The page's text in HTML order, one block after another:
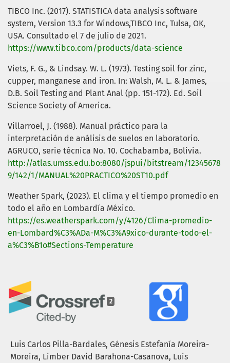
2
Luis Carlos Pilla-Bardales, Génesis Estefanía Moreira-
Moreira, Limber David Barahona-Casanova, Luis
TIBCO Inc. (2017). STATISTICA data analysis software
system, Version 13.3 for Windows,TIBCO Inc, Tulsa, OK,
USA. Consultado el 7 de julio de 2021.
https://www.tibco.com/products/data-science
Viets, F. G., & Lindsay. W. L. (1973). Testing soil for zinc,
cupper, manganese and iron. In: Walsh, M. L. & James,
D.B. Soil Testing and Plant Anal (pp. 151-172). Ed. Soil
Science Society of America.
Villarroel, J. (1988). Manual práctico para la
interpretación de análisis de suelos en laboratorio.
AGRUCO, serie técnica No. 10. Cochabamba, Bolivia.
http://atlas.umss.edu.bo:8080/jspui/bitstream/12345678
9/142/1/MANUAL%20PRACTICO%20ST10.pdf
Weather Spark, (2023). El clima y el tiempo promedio en
todo el año en Lombardía México.
https://es.weatherspark.com/y/4126/Clima-promedio-
en-Lombard%C3%ADa-M%C3%A9xico-durante-todo-el-
a%C3%B1o#Sections-Temperature